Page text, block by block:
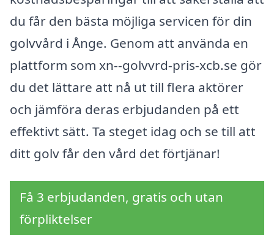
du får den bästa möjliga servicen för din
golvvård i Ånge. Genom att använda en
plattform som xn--golvvrd-pris-xcb.se gör
du det lättare att nå ut till flera aktörer
och jämföra deras erbjudanden på ett
effektivt sätt. Ta steget idag och se till att
ditt golv får den vård det förtjänar!
Få 3 erbjudanden, gratis och utan
förpliktelser